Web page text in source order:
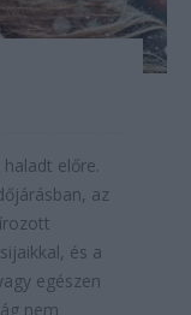
előre.
az
és a
egészen
nem